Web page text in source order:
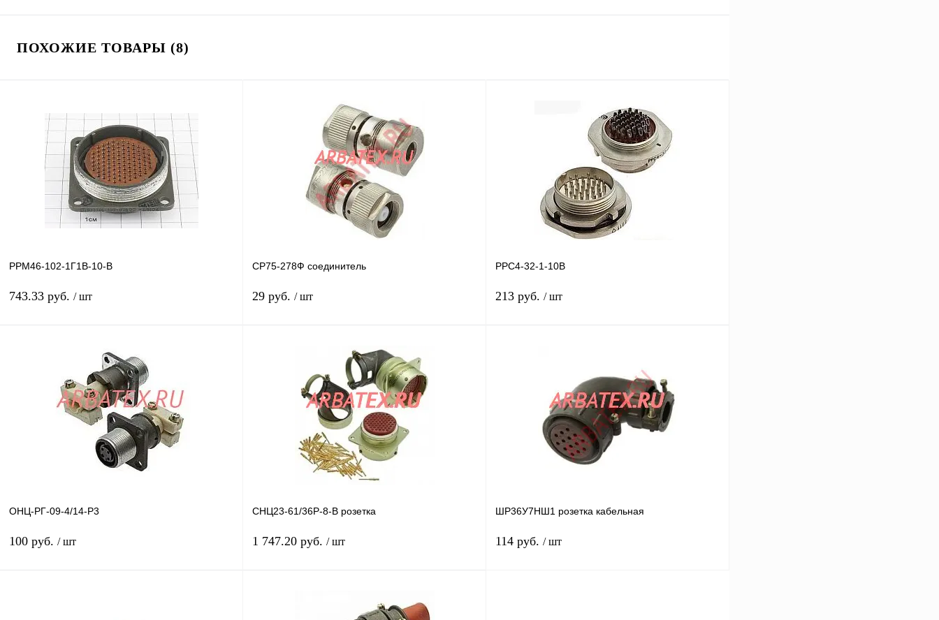
ПОХОЖИЕ ТОВАРЫ (8)
РРМ46-102-1Г1В-10-В
743.33 руб. / шт
Купить в 1 клик Сравнение
В избранное
наличии
СР75-278Ф соединитель
29 руб. / шт
В корзину
Купить в 1 клик Сравнение
наличии
РРС4-32-1-10В
213 руб. / шт
Купить в 1 клик Сравнение
В избранное
наличии
ОНЦ-РГ-09-4/14-Р3
100 руб. / шт
СНЦ23-61/36Р-8-В розетка
1 747.20 руб. / шт
ШР36У7НШ1 розетка кабельная
114 руб. / шт